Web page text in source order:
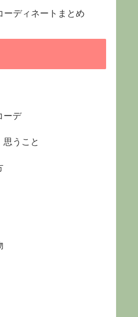
ーディネートまとめ
ーデ
うこと